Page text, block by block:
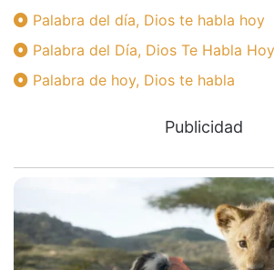
Palabra del día, Dios te habla hoy
Palabra del Día, Dios Te Habla Hoy
Palabra de hoy, Dios te habla
Publicidad